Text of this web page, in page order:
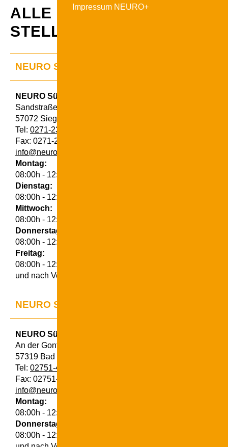
ALLE INFORMATIONEN AN
STELLE
NEURO Südwestfalen Siegen
NEURO Südwestfalen Siegen
Sandstraße 140-144
57072 Siegen
Tel: 0271-23046-0
Fax: 0271-23046-23
info@neuro-suedwestfalen.de
Montag:
08:00h - 12:00h, 14:00h - 16:00h
Dienstag:
08:00h - 12:00h, 14:00h - 16:00h
Mittwoch:
08:00h - 12:00h
Donnerstag:
08:00h - 12:00h, 14:00h - 16:00h
Freitag:
08:00h - 12:00h
und nach Vereinbarung
NEURO Südwestfalen Bad Berleburg
NEURO Südwestfalen Bad Berleburg
An der Gontardslust 7
57319 Bad Berleburg
Tel: 02751-411062
Fax: 02751-920026
info@neuro-suedwestfalen.de
Montag:
08:00h - 12:00h, 14:00h - 16:00h
Donnerstag:
08:00h - 12:00h, 14:00h - 16:00h
Impressum NEURO+